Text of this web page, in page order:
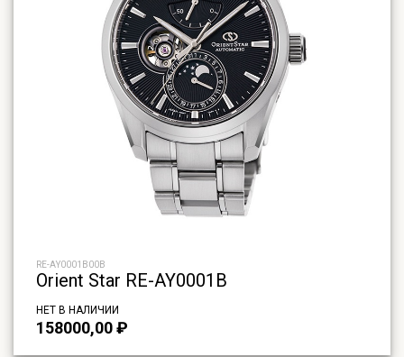
RE-AY0001B00B
Orient Star RE-AY0001B
НЕТ В НАЛИЧИИ
158000,00₽